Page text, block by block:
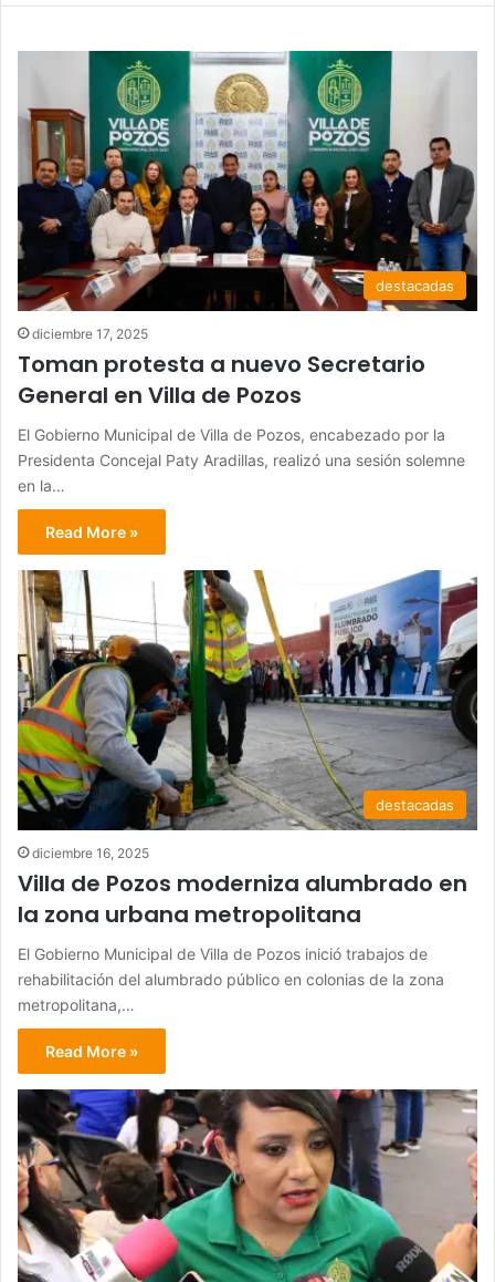
destacadas
diciembre 17, 2025
Toman protesta a nuevo Secretario
General en Villa de Pozos
El Gobierno Municipal de Villa de Pozos, encabezado por la
Presidenta Concejal Paty Aradillas, realizó una sesión solemne
en la…
Read More »
destacadas
diciembre 16, 2025
Villa de Pozos moderniza alumbrado en
la zona urbana metropolitana
El Gobierno Municipal de Villa de Pozos inició trabajos de
rehabilitación del alumbrado público en colonias de la zona
metropolitana,…
Read More »